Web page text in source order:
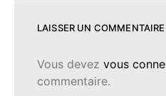
LAISSER UN COMMENTAIRE
Vous devez vous
commentaire.